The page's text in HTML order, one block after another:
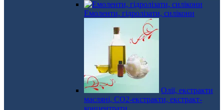
Емоленти, гідролізати, силікони
Олії, екстракти
масляні, СО2-екстракти, екстракт-
концентрати